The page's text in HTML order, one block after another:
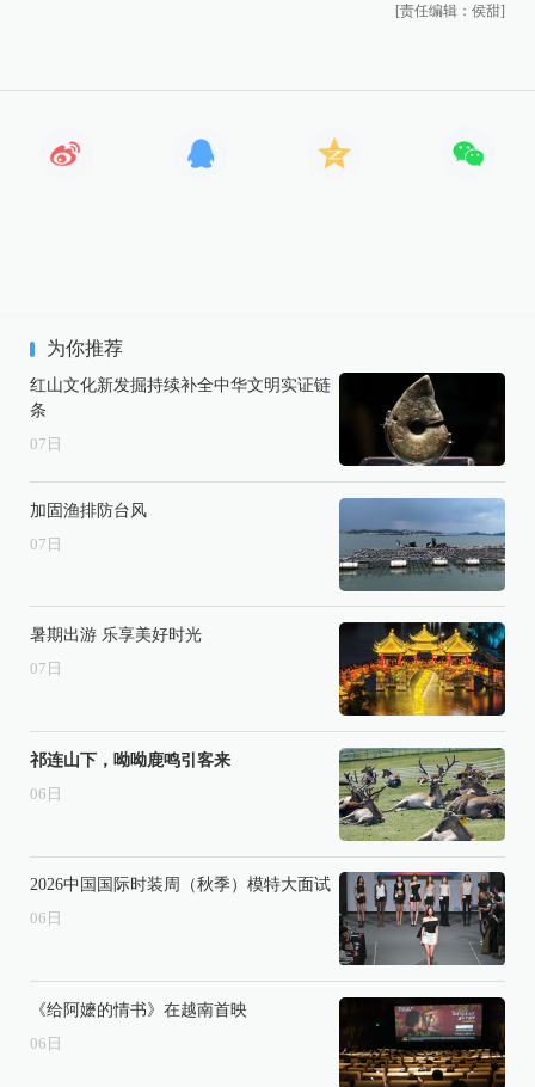
[责任编辑：侯甜]
为你推荐
红山文化新发掘持续补全中华文明实证链
条
07 日
加固渔排防台风
07 日
暑期出游 乐享美好时光
07 日
祁连山下，呦呦鹿鸣引客来
06 日
2026中国国际时装周（秋季）模特大面试
06 日
《给阿嬷的情书》在越南首映
06 日